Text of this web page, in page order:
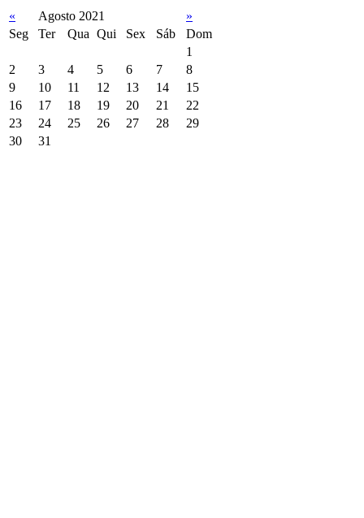
« Agosto 2021
»
Seg
Ter Qua Qui Sex Sáb
Dom
1
2
3 4 5 6 7
8
9
10 11 12 13 14
15
16
17 18 19 20 21
22
23
24 25 26 27 28
29
30
31